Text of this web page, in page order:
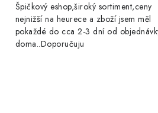
Špičkový eshop,široký sortiment,ceny
nejnižší na heurece a zboží jsem měl
pokaždé do cca 2-3 dní od
doma..Doporučuju